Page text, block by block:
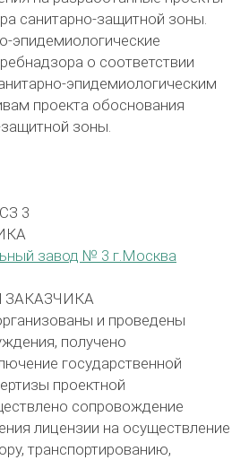
санитарно-защитной зоны.
эпидемиологические
о соответствии
эпидемиологическим
проекта обоснования
защитной зоны.
3
завод № 3 г.Москва
и проведены
получено
государственной
проектной
сопровождение
лицензии на осуществление
транспортированию,